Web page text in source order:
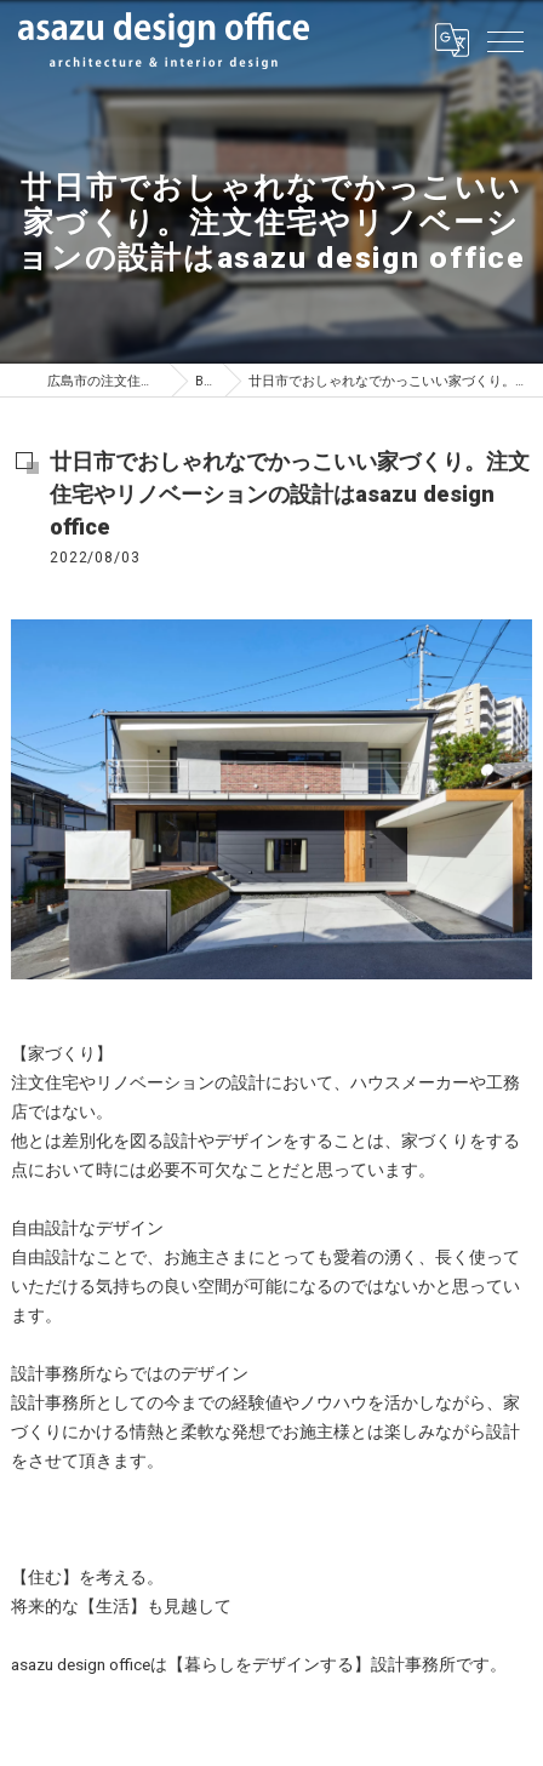
廿日市でおしゃれなでかっこいい
家づくり。注文住宅やリノベーシ
ョンの設計はasazu design office
広島市の注文住宅はasazu design office BLOG 廿日市でおしゃれなでかっこいい家づくり。注文住宅やリノベーションの設計はasazu design office
廿日市でおしゃれなでかっこいい家づくり。注文
住宅やリノベーションの設計はasazu design
office
2022/08/03
【家づくり】
注文住宅やリノベーションの設計において、ハウスメーカーや工務
店ではない。
他とは差別化を図る設計やデザインをすることは、家づくりをする
点において時には必要不可欠なことだと思っています。
自由設計なデザイン
自由設計なことで、お施主さまにとっても愛着の湧く、長く使って
いただける気持ちの良い空間が可能になるのではないかと思ってい
ます。
設計事務所ならではのデザイン
設計事務所としての今までの経験値やノウハウを活かしながら、家
づくりにかける情熱と柔軟な発想でお施主様とは楽しみながら設計
をさせて頂きます。
【住む】を考える。
将来的な【生活】も見越して
asazu design officeは【暮らしをデザインする】設計事務所です。